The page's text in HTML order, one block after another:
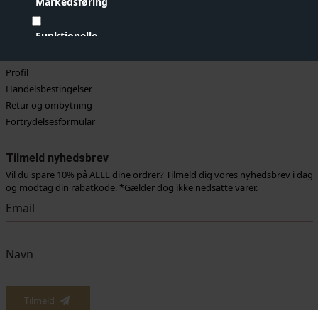
Funktionelle
Vis cookie detaljer
Kundeservice
Profil
Handelsbestingelser
Retur og ombytning
Fortrydelsesformular
Tilmeld nyhedsbrev
Vil du spare 10% på ALLE dine ordrer? Tilmeld dig vores nyhedsbrev i dag
og modtag din rabatkode. *Gælder dog ikke nedsatte varer.
Tilmeld